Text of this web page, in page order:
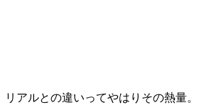
アルとの違いってやはりその熱量。